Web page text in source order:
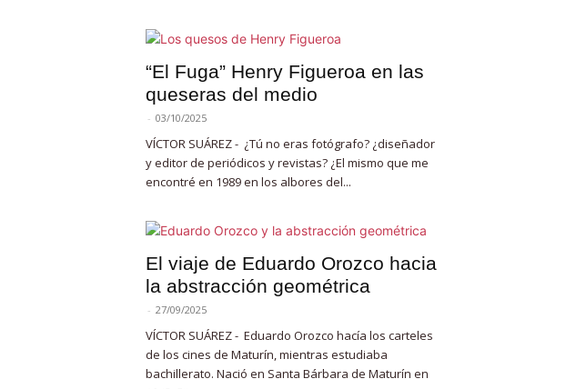
“El Fuga” Henry Figueroa en las
queseras del medio
- 03/10/2025
VÍCTOR SUÁREZ - ¿Tú no eras fotógrafo? ¿diseñador
y editor de periódicos y revistas? ¿El mismo que me
encontré en 1989 en los albores del...
El viaje de Eduardo Orozco hacia
la abstracción geométrica
- 27/09/2025
VÍCTOR SUÁREZ - Eduardo Orozco hacía los carteles
de los cines de Maturín, mientras estudiaba
bachillerato. Nació en Santa Bárbara de Maturín en